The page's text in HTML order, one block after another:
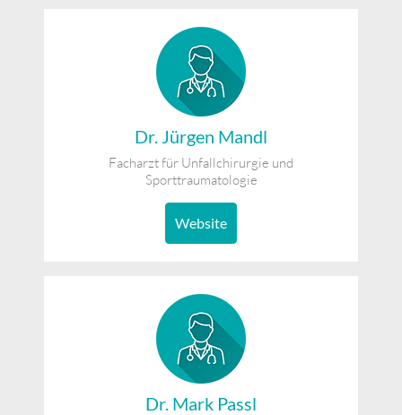
Dr. Jürgen Mandl
Facharzt für Unfallchirurgie und
Sporttraumatologie
Website
Dr. Mark Passl